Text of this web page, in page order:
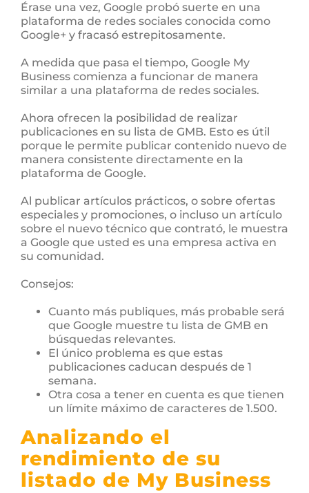
Érase una vez, Google probó suerte en una
plataforma de redes sociales conocida como
Google+ y fracasó estrepitosamente.
A medida que pasa el tiempo, Google My
Business comienza a funcionar de manera
similar a una plataforma de redes sociales.
Ahora ofrecen la posibilidad de realizar
publicaciones en su lista de GMB. Esto es útil
porque le permite publicar contenido nuevo de
manera consistente directamente en la
plataforma de Google.
Al publicar artículos prácticos, o sobre ofertas
especiales y promociones, o incluso un artículo
sobre el nuevo técnico que contrató, le muestra
a Google que usted es una empresa activa en
su comunidad.
Consejos:
Cuanto más publiques, más probable será
que Google muestre tu lista de GMB en
búsquedas relevantes.
El único problema es que estas
publicaciones caducan después de 1
semana.
Otra cosa a tener en cuenta es que tienen
un límite máximo de caracteres de 1.500.
Analizando el
rendimiento de su
listado de My Business